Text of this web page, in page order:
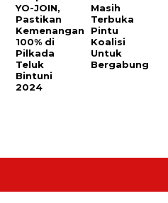
YO-JOIN,
Pastikan
Kemenangan
100% di
Pilkada
Teluk
Bintuni
2024
Masih
Terbuka
Pintu
Koalisi
Untuk
Bergabung